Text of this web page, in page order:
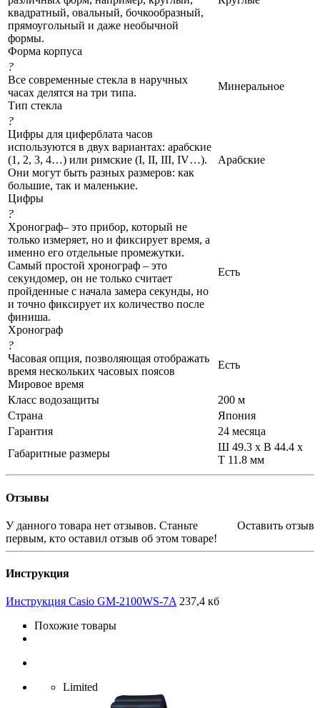
квадратный, овальный, бочкообразный,
прямоугольный и даже необычной
формы.
Форма корпуса
?
Все современные стекла в наручных
часах делятся на три типа.
Тип стекла
Минеральное
?
Цифры для циферблата часов
используются в двух вариантах: арабские
(1, 2, 3, 4…) или римские (I, II, III, IV…).
Они могут быть разных размеров: как
большие, так и маленькие.
Цифры
Арабские
?
Хронограф– это прибор, который не
только измеряет, но и фиксирует время, а
именно его отдельные промежутки.
Самый простой хронограф – это
секундомер, он не только считает
пройденные с начала замера секунды, но
и точно фиксирует их количество после
финиша.
Хронограф
Есть
?
Часовая опция, позволяющая отображать
время нескольких часовых поясов
Мировое время
Есть
Класс водозащиты
200 м
Страна
Япония
Гарантия
24 месяца
Габаритные размеры
Ш 49.3 x В 44.4 x
Т 11.8 мм
Отзывы
Оставить отзыв
У данного товара нет отзывов. Станьте
первым, кто оставил отзыв об этом товаре!
Инструкция
Инструкция Casio GM-2100WS-7A 237,4 кб
Похожие товары
Limited